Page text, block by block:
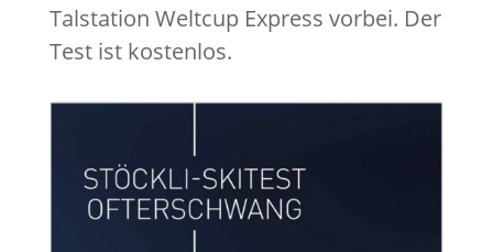
Talstation Weltcup Express vorbei. Der
Test ist kostenlos.